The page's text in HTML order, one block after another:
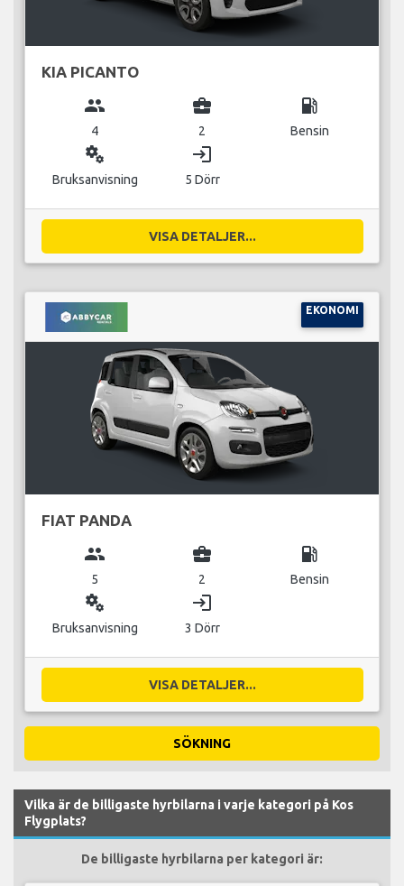
KIA PICANTO
group
4
business_center
2
local_gas_station
Bensin
miscellaneous_services
Bruksanvisning
login
5 Dörr
VISA DETALJER...
EKONOMI
FIAT PANDA
group
5
business_center
2
local_gas_station
Bensin
miscellaneous_services
Bruksanvisning
login
3 Dörr
VISA DETALJER...
SÖKNING
Vilka är de billigaste hyrbilarna i varje kategori på Kos
Flygplats?
De billigaste hyrbilarna per kategori är: